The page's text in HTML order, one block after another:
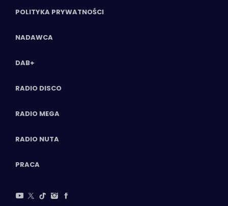
POLITYKA PRYWATNOŚCI
NADAWCA
DAB+
RADIO DISCO
RADIO MEGA
RADIO NUTA
PRACA